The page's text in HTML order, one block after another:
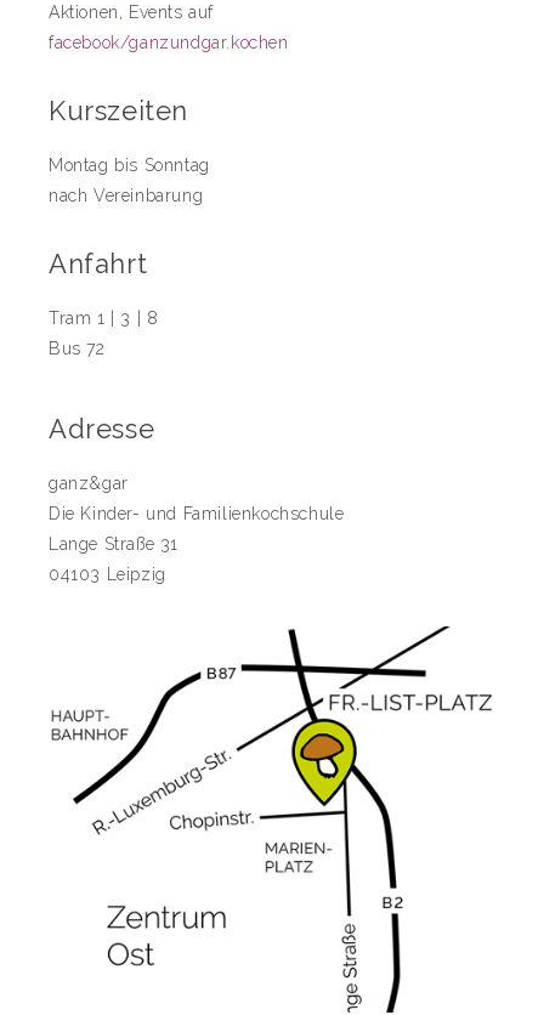
Aktionen, Events auf
facebook/ganzundgar.kochen
Kurszeiten
Montag bis Sonntag
nach Vereinbarung
Anfahrt
Tram 1 | 3 | 8
Bus 72
Adresse
ganz&gar
Die Kinder- und Familienkochschule
Lange Straße 31
04103 Leipzig